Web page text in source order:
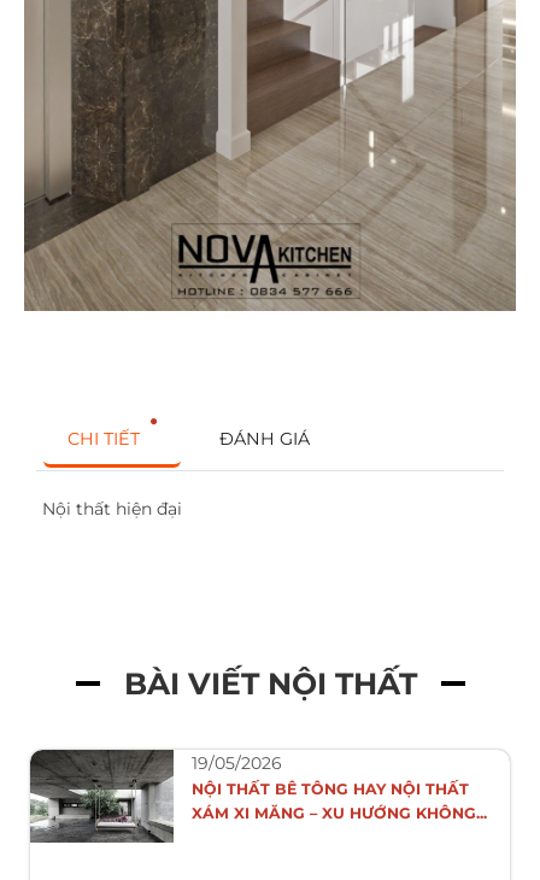
CHI TIẾT ĐÁNH GIÁ
Nội thất hiện đại
BÀI VIẾT NỘI THẤT
19/05/2026
NỘI THẤT BÊ TÔNG HAY NỘI THẤT
XÁM XI MĂNG – XU HƯỚNG KHÔNG...